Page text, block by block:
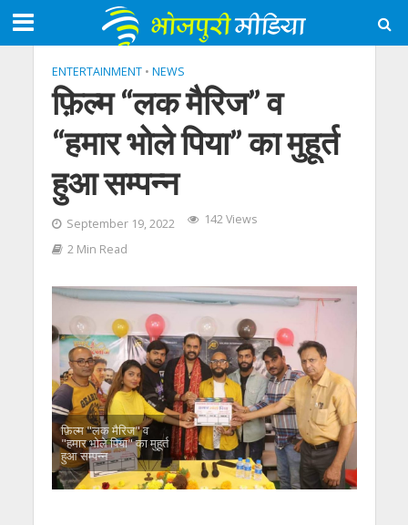
ENTERTAINMENT • NEWS
फ़िल्म “लक मैरिज” व
“हमार भोले पिया” का मुहूर्त
हुआ सम्पन्न
September 19, 2022
142 Views
2 Min Read
फ़िल्म "लक मैरिज" व
"हमार भोले पिया" का मुहूर्त
हुआ सम्पन्न